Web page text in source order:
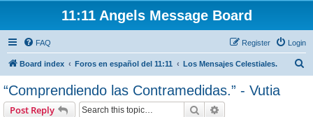
11:11 Angels Message Board
FAQ Login
Register
Board index Foros en español del 11:11 Los Mensajes Celestiales.
“Comprendiendo las Contramedidas.” - Vutia
Post Reply Search